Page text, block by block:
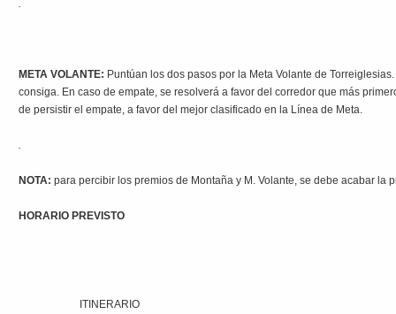
META VOLANTE: Puntúan los dos pasos por la Meta Volante de
consiga. En caso de empate, se resolverá a favor del corredor que más
de persistir el empate, a favor del mejor clasificado en la Línea de Meta.
NOTA: para percibir los premios de Montaña y M. Volante, se debe acabar la
HORARIO PREVISTO
ITINERARIO